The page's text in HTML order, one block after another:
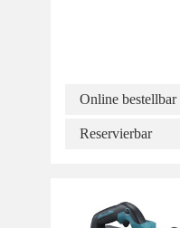
Online bestellbar
Reservierbar